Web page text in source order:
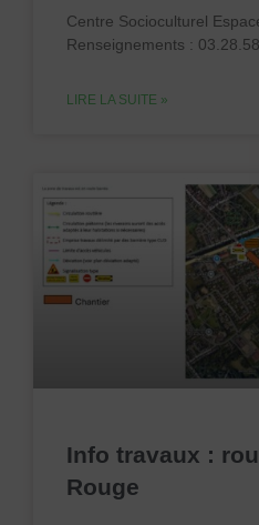
Centre Socioculturel
Renseignements :
LIRE LA SUITE »
Info travaux :
Rouge